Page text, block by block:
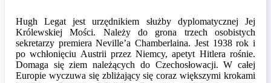
Hugh Legat jest urzędnikiem służby dyplomatycznej Jej
Królewskiej Mości. Należy do grona trzech osobistych
sekretarzy premiera Neville’a Chamberlaina. Jest 1938 rok i
po wchłonięciu Austrii przez Niemcy, apetyt Hitlera rośnie.
Domaga się ziem należących do Czechosłowacji. W całej
Europie wyczuwa się zbliżający się coraz większymi krokami